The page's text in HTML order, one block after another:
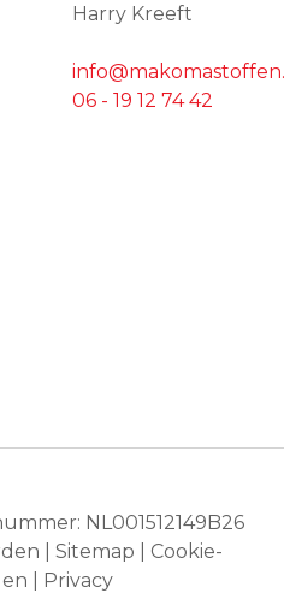
Harry Kreeft
06 - 19 12 74 42
NL001512149B26
|Sitemap
Cookie-
Privacy